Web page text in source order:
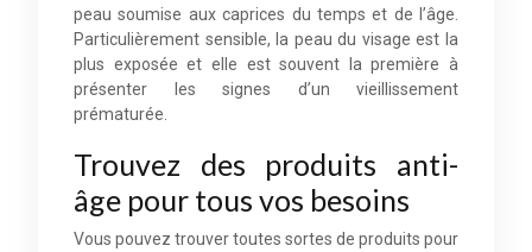
peau soumise aux caprices du temps et de l’âge.
Particulièrement sensible, la peau du visage est la
plus exposée et elle est souvent la première à
présenter les signes d’un vieillissement
prématurée.
Trouvez des produits anti-
âge pour tous vos besoins
Vous pouvez trouver toutes sortes de produits pour